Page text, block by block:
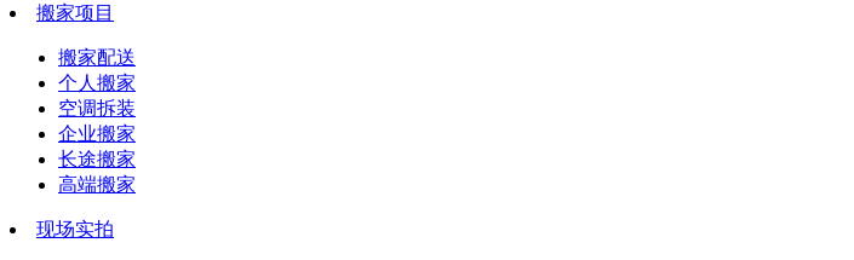
搬家项目
搬家配送
个人搬家
空调拆装
企业搬家
长途搬家
高端搬家
现场实拍